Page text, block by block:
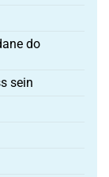
do
sein